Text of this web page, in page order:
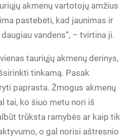
akmenų vartotojų amžius
pastebėti, kad jaunimas ir
vandens“, – tvirtina ji.
tauriųjų akmenų derinys,
tinkamą. Pasak
paprasta. Žmogus akmenų
tai, ko šiuo metu nori iš
trūksta ramybės ar kaip tik
o gal norisi aštresnio